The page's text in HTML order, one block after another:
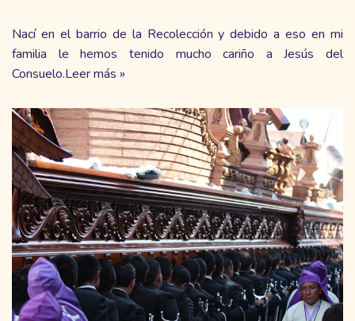
Nací en el barrio de la Recolección y debido a eso en mi
familia le hemos tenido mucho cariño a Jesús del
Consuelo.Leer más »